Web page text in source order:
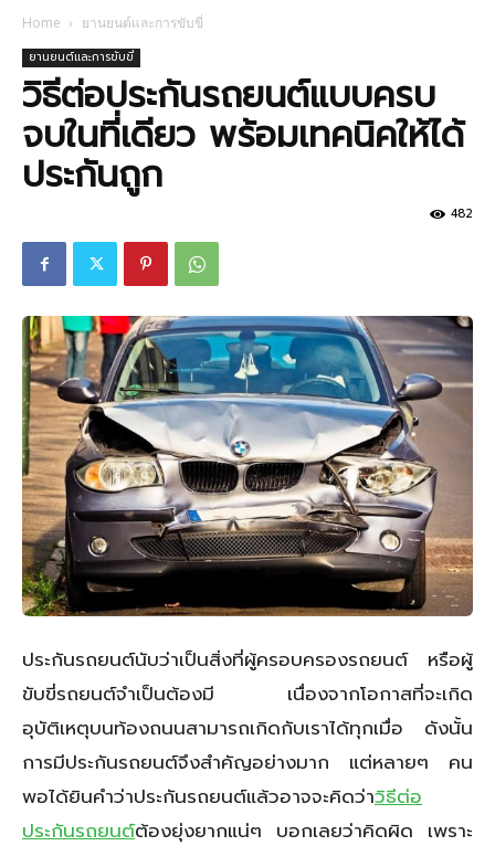
Home ยานยนต์และการขับขี่
ยานยนต์และการขับขี่
วิธีต่อประกันรถยนต์แบบครบ
จบในที่เดียว พร้อมเทคนิคให้ได้
ประกันถูก
482
ประกันรถยนต์นับว่าเป็นสิ่งที่ผู้ครอบครองรถยนต์ หรือผู้
ขับขี่รถยนต์จำเป็นต้องมี เนื่องจากโอกาสที่จะเกิด
อุบัติเหตุบนท้องถนนสามารถเกิดกับเราได้ทุกเมื่อ ดังนั้น
การมีประกันรถยนต์จึงสำคัญอย่างมาก แต่หลายๆ คน
พอได้ยินคำว่าประกันรถยนต์แล้วอาจจะคิดว่าวิธีต่อ
ประกันรถยนต์ต้องยุ่งยากแน่ๆ บอกเลยว่าคิดผิด เพราะ